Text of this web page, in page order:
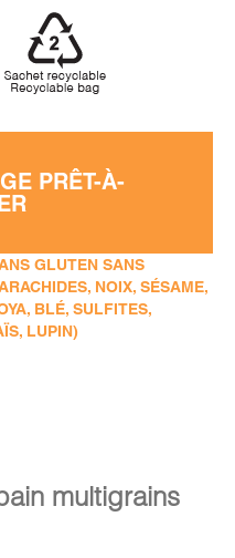
PRÊT-À-
GLUTEN SANS
NOIX, SÉSAME,
BLÉ, SULFITES,
LUPIN)
multigrains